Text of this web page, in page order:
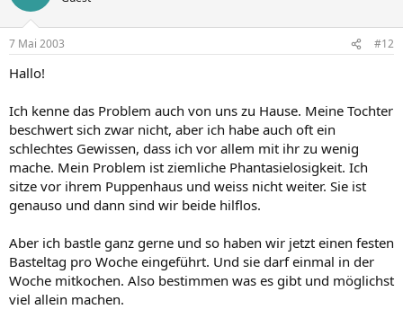
7 Mai 2003 #12
Hallo!
Ich kenne das Problem auch von uns zu Hause. Meine Tochter
beschwert sich zwar nicht, aber ich habe auch oft ein
schlechtes Gewissen, dass ich vor allem mit ihr zu wenig
mache. Mein Problem ist ziemliche Phantasielosigkeit. Ich
sitze vor ihrem Puppenhaus und weiss nicht weiter. Sie ist
genauso und dann sind wir beide hilflos.
Aber ich bastle ganz gerne und so haben wir jetzt einen festen
Basteltag pro Woche eingeführt. Und sie darf einmal in der
Woche mitkochen. Also bestimmen was es gibt und möglichst
viel allein machen.